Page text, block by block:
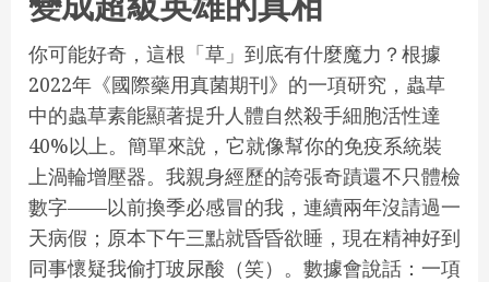
你可能好奇，這根「草」到底有什麼魔力？根據
2022年《國際藥用真菌期刊》的一項研究，蟲草
中的蟲草素能顯著提升人體自然殺手細胞活性達
40%以上。簡單來說，它就像幫你的免疫系統裝
上渦輪增壓器。我親身經歷的誇張奇蹟還不只體檢
數字——以前換季必感冒的我，連續兩年沒請過一
天病假；原本下午三點就昏昏欲睡，現在精神好到
同事懷疑我偷打玻尿酸（笑）。數據會說話：一項